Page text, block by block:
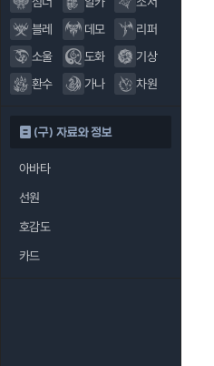
블레
데모
리퍼
소울
도화
기상
환수
가나 차원
(구) 자료와 정보
아바타
선원
호감도
카드